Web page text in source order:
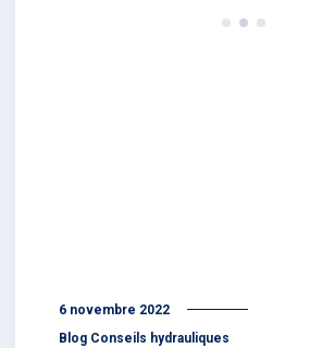
6 novembre 2022
Blog Conseils hydrauliques